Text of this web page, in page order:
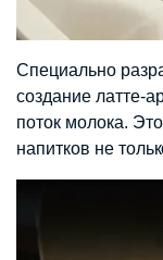
Специально
создание латте-
поток молока.
напитков не